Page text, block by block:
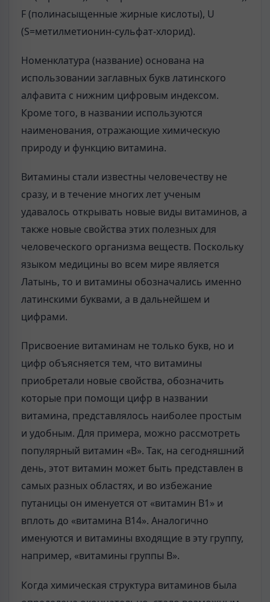
F (полинасыщенные жирные кислоты), U
(S=метилметионин-сульфат-хлорид).
Номенклатура (название) основана на
использовании заглавных букв латинского
алфавита с нижним цифровым индексом.
Кроме того, в названии используются
наименования, отражающие химическую
природу и функцию витамина.
Витамины стали известны человечеству не
сразу, и в течение многих лет ученым
удавалось открывать новые виды витаминов, а
также новые свойства этих полезных для
человеческого организма веществ. Поскольку
языком медицины во всем мире является
Латынь, то и витамины обозначались именно
латинскими буквами, а в дальнейшем и
цифрами.
Присвоение витаминам не только букв, но и
цифр объясняется тем, что витамины
приобретали новые свойства, обозначить
которые при помощи цифр в названии
витамина, представлялось наиболее простым
и удобным. Для примера, можно рассмотреть
популярный витамин «В». Так, на сегодняшний
день, этот витамин может быть представлен в
самых разных областях, и во избежание
путаницы он именуется от «витамин В1» и
вплоть до «витамина В14». Аналогично
именуются и витамины входящие в эту группу,
например, «витамины группы В».
Когда химическая структура витаминов была